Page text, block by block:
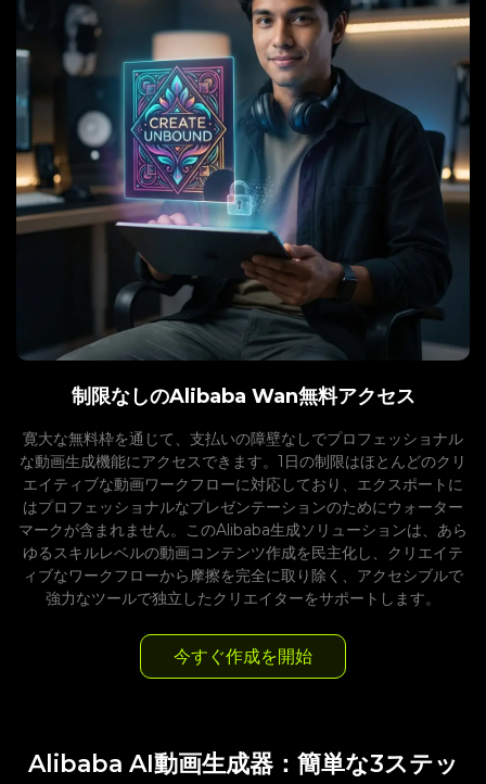
制限なしのAlibaba Wan無料アクセス
寛大な無料枠を通じて、支払いの障壁なしでプロフェッショナル
な動画生成機能にアクセスできます。1日の制限はほとんどのクリ
エイティブな動画ワークフローに対応しており、エクスポートに
はプロフェッショナルなプレゼンテーションのためにウォーター
マークが含まれません。このAlibaba生成ソリューションは、あら
ゆるスキルレベルの動画コンテンツ作成を民主化し、クリエイテ
ィブなワークフローから摩擦を完全に取り除く、アクセシブルで
強力なツールで独立したクリエイターをサポートします。
今すぐ作成を開始
Alibaba AI動画生成器：簡単な3ステッ